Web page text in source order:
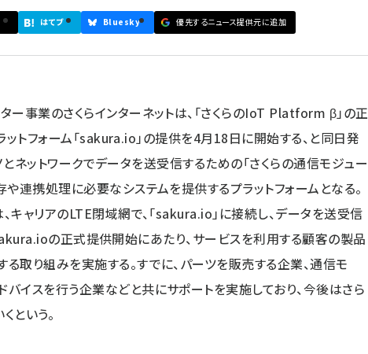
はてブ Bluesky 優先するニュース提供元に追加
ー事業のさくらインターネットは、「さくらのIoT Platform β」の正
ットフォーム「sakura.io」の提供を4月18日に開始する、と同日発
ネットワークでデータを送受信するための「さくらの通信モジュー
や連携処理に必要なシステムを提供するプラットフォームとなる。
キャリアのLTE閉域網で、「sakura.io」に接続し、データを送受信
の正式提供開始にあたり、サービスを利用する顧客の製品
取り組みを実施する。すでに、パーツを販売する企業、通信モ
イスを行う企業などと共にサポートを実施しており、今後はさら
という。